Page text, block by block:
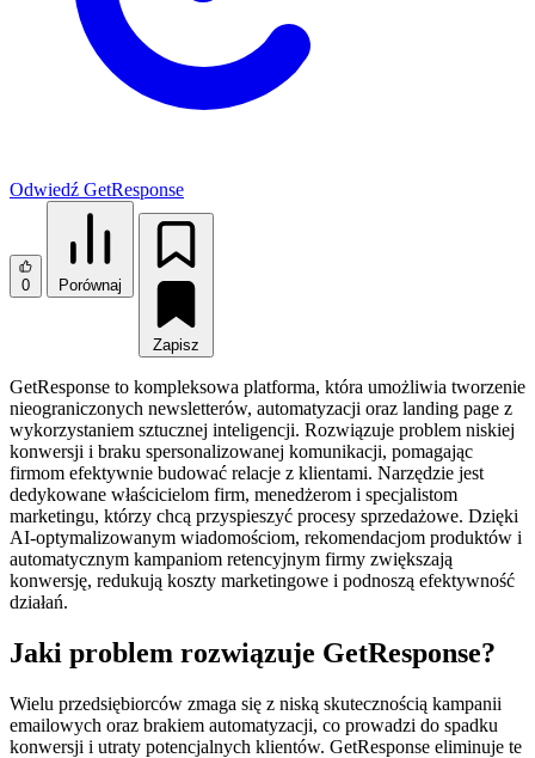
Odwiedź GetResponse
0 Porównaj
Zapisz
GetResponse to kompleksowa platforma, która umożliwia tworzenie
nieograniczonych newsletterów, automatyzacji oraz landing page z
wykorzystaniem sztucznej inteligencji. Rozwiązuje problem niskiej
konwersji i braku spersonalizowanej komunikacji, pomagając
firmom efektywnie budować relacje z klientami. Narzędzie jest
dedykowane właścicielom firm, menedżerom i specjalistom
marketingu, którzy chcą przyspieszyć procesy sprzedażowe. Dzięki
AI‑optymalizowanym wiadomościom, rekomendacjom produktów i
automatycznym kampaniom retencyjnym firmy zwiększają
konwersję, redukują koszty marketingowe i podnoszą efektywność
działań.
Jaki problem rozwiązuje GetResponse?
Wielu przedsiębiorców zmaga się z niską skutecznością kampanii
emailowych oraz brakiem automatyzacji, co prowadzi do spadku
konwersji i utraty potencjalnych klientów. GetResponse eliminuje te